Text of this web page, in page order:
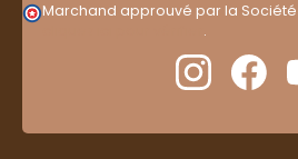
Marchand approuvé par la Société
.